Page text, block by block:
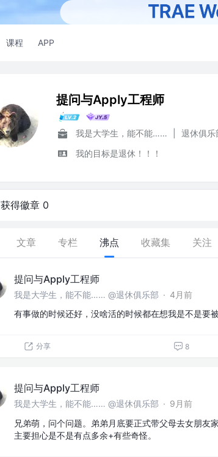
课程 APP
提问与Apply工程师
我是大学生，能不能……
退休俱乐
我的目标是退休！！！
获得徽章 0
文章 专栏 沸点 收藏集 关注
提问与Apply工程师
我是大学生，能不能…… @退休俱乐部 · 4月前
有事做的时候还好，没啥活的时候都在想我是不是要
分享 8
提问与Apply工程师
我是大学生，能不能…… @退休俱乐部 · 9月前
兄弟萌，问个问题。弟弟月底要正式带父母去女朋友
主要担心是不是有点多余+有些奇怪。